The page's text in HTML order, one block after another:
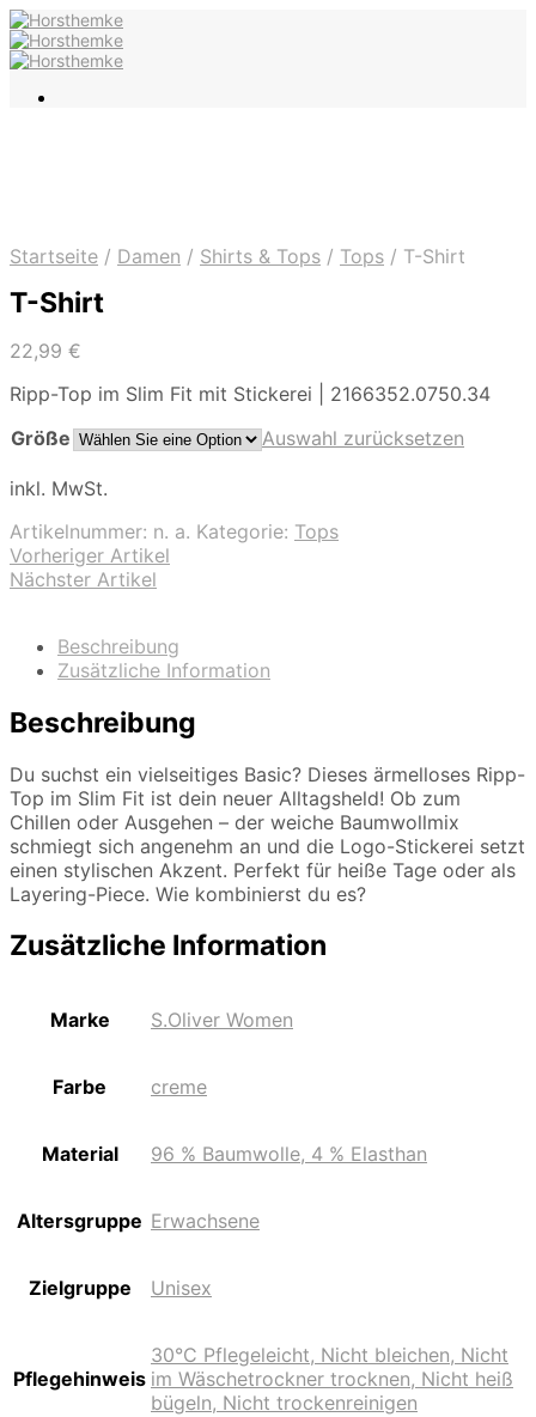
Startseite / Damen / Shirts & Tops / Tops / T-Shirt
T-Shirt
22,99 €
Ripp-Top im Slim Fit mit Stickerei | 2166352.0750.34
Größe
Auswahl zurücksetzen
inkl. MwSt.
Artikelnummer: n. a. Kategorie: Tops
Vorheriger Artikel
Nächster Artikel
Beschreibung
Zusätzliche Information
Beschreibung
Du suchst ein vielseitiges Basic? Dieses ärmelloses Ripp-
Top im Slim Fit ist dein neuer Alltagsheld! Ob zum
Chillen oder Ausgehen – der weiche Baumwollmix
schmiegt sich angenehm an und die Logo-Stickerei setzt
einen stylischen Akzent. Perfekt für heiße Tage oder als
Layering-Piece. Wie kombinierst du es?
Zusätzliche Information
Marke S.Oliver Women
Farbe creme
Material 96 % Baumwolle, 4 % Elasthan
Altersgruppe Erwachsene
Zielgruppe Unisex
Pflegehinweis
30°C Pflegeleicht, Nicht bleichen, Nicht
im Wäschetrockner trocknen, Nicht heiß
bügeln, Nicht trockenreinigen